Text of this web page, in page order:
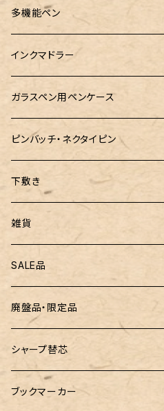
ロットリング
マルチペン
Luddite（ラダイト）
MONTEVERDE(モンテベルテ)
LAMY（ラミー）
ぺんてる
三菱鉛筆
ZEBRA（ゼブラ）
ROMEO（ロメオ）
こぶた工房
島田小割製材所
島田小割製材所
Ystudio（ワイスタジオ）
工房sokoharo（そこはろ）
黄金富士ひのき御朱印帳
御朱印帳袋・カバー
CRUCIAL（クルーシャル）御朱印帳
Ystudio（ワイスタジオ）
あけぼの工房
多機能ペン
インクマドラー
ガラスペン用ペンケース
ピンバッチ・ネクタイピン
下敷き
専用リフィル
雑貨
黒板
跳び箱小物入れ
バランスゲーム（3種の木のおもちゃ）
どんぐりころころ（木のおもちゃ）
SALE品
廃盤品・限定品
シャープ替芯
ぺんてる
ブックマーカー